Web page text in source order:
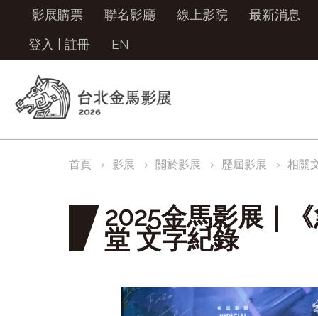
影展購票 聯名影廳 線上影院
最新消息
登入
註冊 EN
首頁 影展 關於影展 歷屆影展 相關
2025金馬影展｜
堂 文字紀錄